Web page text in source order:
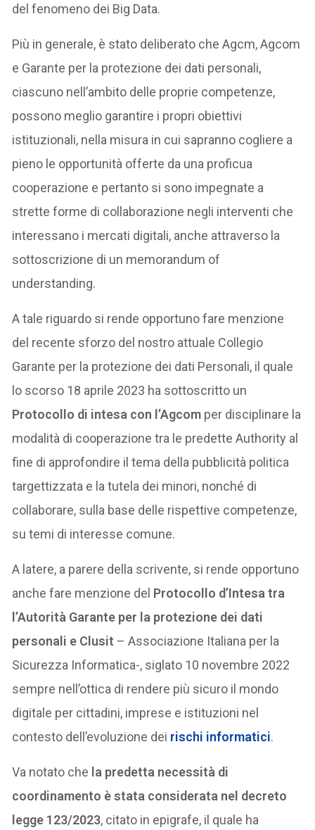
del fenomeno dei Big Data.
Più in generale, è stato deliberato che Agcm, Agcom
e Garante per la protezione dei dati personali,
ciascuno nell’ambito delle proprie competenze,
possono meglio garantire i propri obiettivi
istituzionali, nella misura in cui sapranno cogliere a
pieno le opportunità offerte da una proficua
cooperazione e pertanto si sono impegnate a
strette forme di collaborazione negli interventi che
interessano i mercati digitali, anche attraverso la
sottoscrizione di un memorandum of
understanding.
A tale riguardo si rende opportuno fare menzione
del recente sforzo del nostro attuale Collegio
Garante per la protezione dei dati Personali, il quale
lo scorso 18 aprile 2023 ha sottoscritto un
Protocollo di intesa con l’Agcom per disciplinare la
modalità di cooperazione tra le predette Authority al
fine di approfondire il tema della pubblicità politica
targettizzata e la tutela dei minori, nonché di
collaborare, sulla base delle rispettive competenze,
su temi di interesse comune.
A latere, a parere della scrivente, si rende opportuno
anche fare menzione del Protocollo d’Intesa tra
l’Autorità Garante per la protezione dei dati
personali e Clusit – Associazione Italiana per la
Sicurezza Informatica-, siglato 10 novembre 2022
sempre nell’ottica di rendere più sicuro il mondo
digitale per cittadini, imprese e istituzioni nel
contesto dell’evoluzione dei rischi informatici.
Va notato che la predetta necessità di
coordinamento è stata considerata nel decreto
legge 123/2023, citato in epigrafe, il quale ha